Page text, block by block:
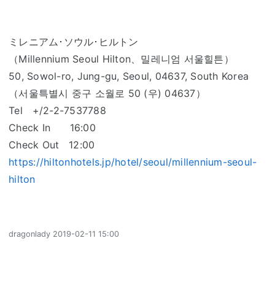
ミレニアム･ソウル･ヒルトン
（Millennium Seoul Hilton、밀레니엄 서울힐튼）
50, Sowol-ro, Jung-gu, Seoul, 04637, South Korea
（서울특별시 중구 소월로 50 (우) 04637）
Tel +/2-2-7537788
Check In 16:00
Check Out 12:00
https://hiltonhotels.jp/hotel/seoul/millennium-seoul-
hilton
dragonlady 2019-02-11 15:00